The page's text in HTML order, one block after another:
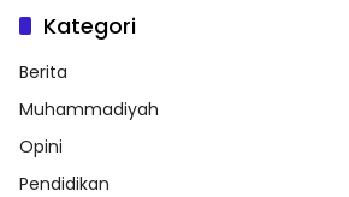
Kategori
Berita
Muhammadiyah
Opini
Pendidikan